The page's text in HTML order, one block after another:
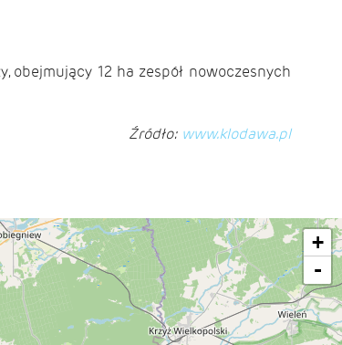
obejmujący 12 ha zespół nowoczesnych
Źródło: www.klodawa.pl
+
-